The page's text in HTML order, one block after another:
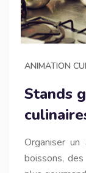
ANIMATION
Stands
Organiser
boissons,